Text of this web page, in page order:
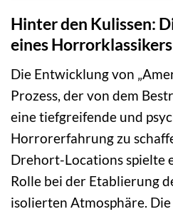
Hinter den Kulissen:
eines Horrorklassikers
Die Entwicklung von
Prozess, der von dem
eine tiefgreifende und
Horrorerfahrung zu
Drehort-Locations spielte
Rolle bei der Etablierung
isolierten Atmosphäre.